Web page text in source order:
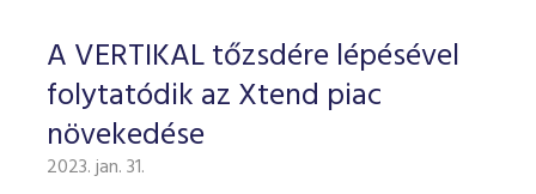
A VERTIKAL tőzsdére lépésével
folytatódik az Xtend piac
növekedése
2023. jan. 31.